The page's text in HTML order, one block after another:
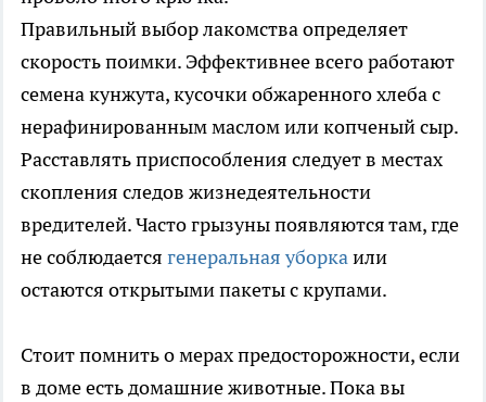
Правильный выбор лакомства определяет
скорость поимки. Эффективнее всего работают
семена кунжута, кусочки обжаренного хлеба с
нерафинированным маслом или копченый сыр.
Расставлять приспособления следует в местах
скопления следов жизнедеятельности
вредителей. Часто грызуны появляются там, где
не соблюдается генеральная уборкаили
остаются открытыми пакеты с крупами.
Стоит помнить о мерах предосторожности, если
в доме есть домашние животные. Пока вы